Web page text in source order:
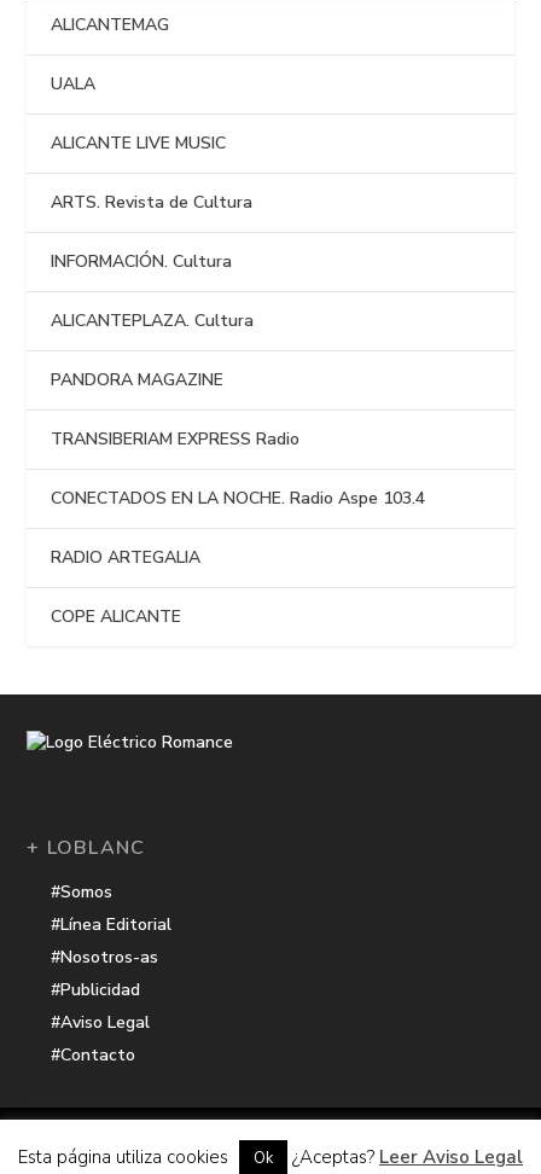
ALICANTEMAG
UALA
ALICANTE LIVE MUSIC
ARTS. Revista de Cultura
INFORMACIÓN. Cultura
ALICANTEPLAZA. Cultura
PANDORA MAGAZINE
TRANSIBERIAM EXPRESS Radio
CONECTADOS EN LA NOCHE. Radio Aspe 103.4
RADIO ARTEGALIA
COPE ALICANTE
+ LOBLANC
#Somos
#Línea Editorial
#Nosotros-as
#Publicidad
#Aviso Legal
#Contacto
Electrico Romance
Hacker Harbor
Esta página utiliza cookies Ok ¿Aceptas? Leer Aviso Legal